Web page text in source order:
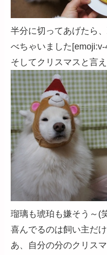
半分に切ってあげたら
べちゃいました[emoji:v-
そしてクリスマスと言
瑠璃も琥珀も嫌そう～(
喜んでるのは飼い主だ
あ、自分の分のクリス